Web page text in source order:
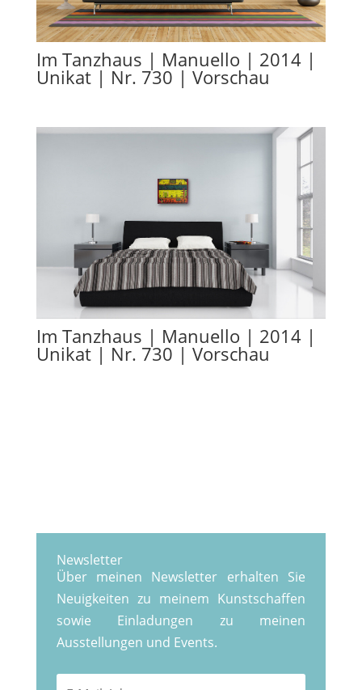
Im Tanzhaus | Manuello | 2014 |
Unikat | Nr. 730 | Vorschau
Im Tanzhaus | Manuello | 2014 |
Unikat | Nr. 730 | Vorschau
Newsletter
Über meinen Newsletter erhalten Sie
Neuigkeiten zu meinem Kunstschaffen
sowie Einladungen zu meinen
Ausstellungen und Events.